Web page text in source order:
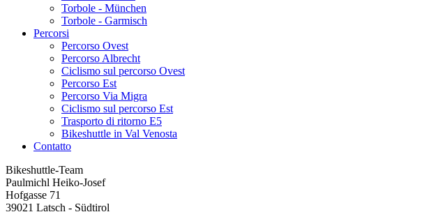
Torbole - München
Torbole - Garmisch
Percorsi
Percorso Ovest
Percorso Albrecht
Ciclismo sul percorso Ovest
Percorso Est
Percorso Via Migra
Ciclismo sul percorso Est
Trasporto di ritorno E5
Bikeshuttle in Val Venosta
Contatto
Bikeshuttle-Team
Paulmichl Heiko-Josef
Hofgasse 71
39021 Latsch - Südtirol